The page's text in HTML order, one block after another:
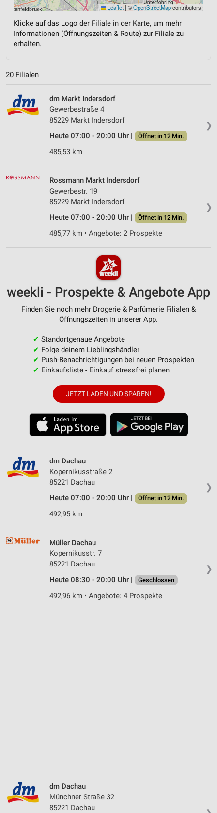
Leaflet | ©OpenStreetMapcontributors
Klicke auf das Logo der Filiale in der Karte, um mehr
Informationen (Öffnungszeiten & Route) zur Filiale zu
erhalten.
20 Filialen
❯
dm Markt Indersdorf
Gewerbestraße 4
85229 Markt Indersdorf
Heute 07:00 - 20:00 Uhr |
Öffnet in 12 Min.
485,53 km
❯
Rossmann Markt Indersdorf
Gewerbestr. 19
85229 Markt Indersdorf
Heute 07:00 - 20:00 Uhr |
Öffnet in 12 Min.
485,77 km • Angebote: 2 Prospekte
weekli - Prospekte & Angebote App
Finden Sie noch mehr Drogerie & Parfümerie Filialen &
Öffnungszeiten in unserer App.
✔ Standortgenaue Angebote
✔ Folge deinem Lieblingshändler
✔ Push-Benachrichtigungen bei neuen Prospekten
✔ Einkaufsliste - Einkauf stressfrei planen
JETZT LADEN UND SPAREN!
❯
dm Dachau
Kopernikusstraße 2
85221 Dachau
Heute 07:00 - 20:00 Uhr |
Öffnet in 12 Min.
492,95 km
❯
Müller Dachau
Kopernikusstr. 7
85221 Dachau
Heute 08:30 - 20:00 Uhr |
Geschlossen
492,96 km • Angebote: 4 Prospekte
dm Dachau
Münchner Straße 32
85221 Dachau